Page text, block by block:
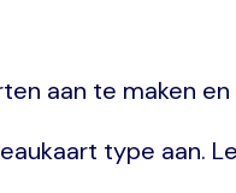
aan te maken
type aan.